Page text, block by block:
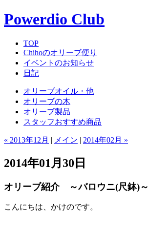
Powerdio Club
TOP
Chihoのオリーブ便り
イベントのお知らせ
日記
オリーブオイル・他
オリーブの木
オリーブ製品
スタッフおすすめ商品
« 2013年12月 | メイン | 2014年02月 »
2014年01月30日
オリーブ紹介 ～バロウニ(尺鉢)～
こんにちは、かけのです。